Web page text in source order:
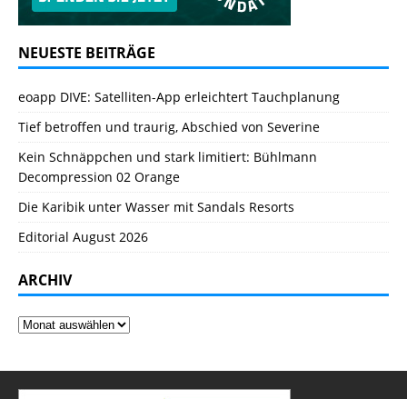
NEUESTE BEITRÄGE
eoapp DIVE: Satelliten-App erleichtert Tauchplanung
Tief betroffen und traurig, Abschied von Severine
Kein Schnäppchen und stark limitiert: Bühlmann
Decompression 02 Orange
Die Karibik unter Wasser mit Sandals Resorts
Editorial August 2026
ARCHIV